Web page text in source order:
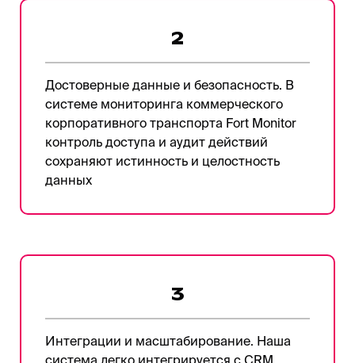
2
Достоверные данные и безопасность. В
системе мониторинга коммерческого
корпоративного транспорта Fort Monitor
контроль доступа и аудит действий
сохраняют истинность и целостность
данных
3
Интеграции и масштабирование. Наша
система легко интегрируется с CRM,